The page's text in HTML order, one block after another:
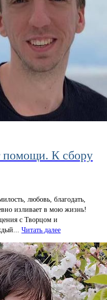
помощи. К сбору
любовь, благодать,
изливает в мою жизнь!
с Творцом и
Читать далее